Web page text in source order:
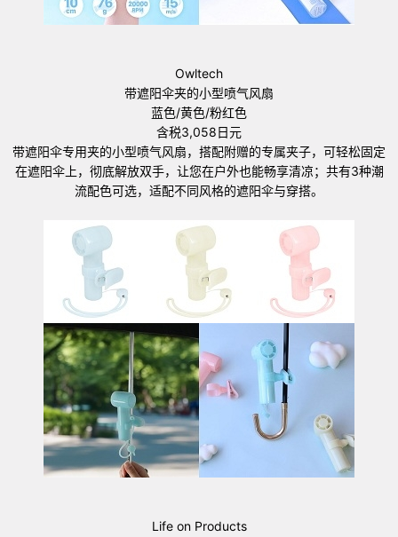
Owltech
带遮阳伞夹的小型喷气风扇
蓝色/黄色/粉红色
含税3,058日元
带遮阳伞专用夹的小型喷气风扇，搭配附赠的专属夹子，可轻松固定
在遮阳伞上，彻底解放双手，让您在户外也能畅享清凉；共有3种潮
流配色可选，适配不同风格的遮阳伞与穿搭。
Life on Products